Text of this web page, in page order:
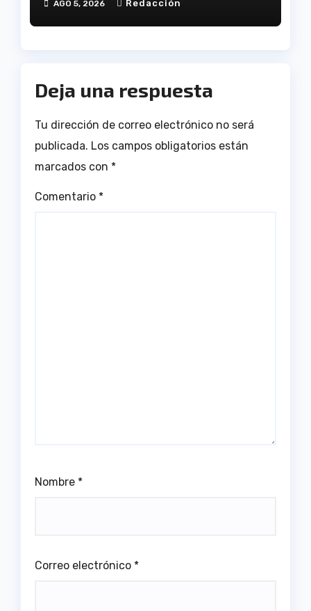
Andalucía en el Estadio
Antonio Toledo Sánchez
AGO 5, 2026 Redacción
Deja una respuesta
Tu dirección de correo electrónico no será
publicada. Los campos obligatorios están
marcados con *
Comentario *
Nombre *
Correo electrónico *